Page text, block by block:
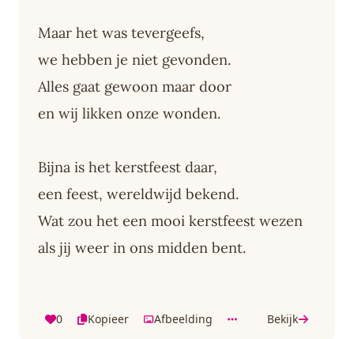
Maar het was tevergeefs,
we hebben je niet gevonden.
Alles gaat gewoon maar door
en wij likken onze wonden.
Bijna is het kerstfeest daar,
een feest, wereldwijd bekend.
Wat zou het een mooi kerstfeest wezen
als jij weer in ons midden bent.
0 Kopieer Afbeelding Bekijk